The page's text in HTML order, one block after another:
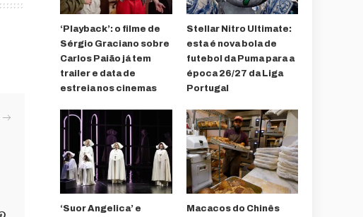
‘Playback’: o filme de
Sérgio Graciano sobre
Carlos Paião já tem
trailer e data de
estreia nos cinemas
Stellar Nitro Ultimate:
esta é nova bola de
futebol da Puma para a
época 26/27 da Liga
Portugal
‘Suor Angelica’ e
Macacos do Chinês